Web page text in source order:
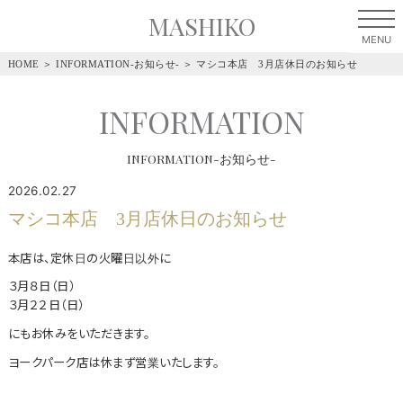
MASHIKO
HOME ＞INFORMATION-お知らせ- ＞ マシコ本店 3月店休日のお知らせ
INFORMATION
INFORMATION-お知らせ-
2026.02.27
マシコ本店 3月店休日のお知らせ
本店は、定休日の火曜日以外に
３月８日（日）
３月２２日（日）
にもお休みをいただきます。
ヨークパーク店は休まず営業いたします。